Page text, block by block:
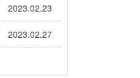
2023.02.23
2023.02.27